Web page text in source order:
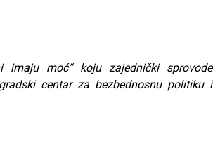
moć“ koju zajednički sprovode
centar za bezbednosnu politiku i